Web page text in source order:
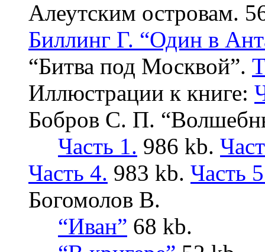
Алеутским островам.
Биллинг Г. “Один в
“Битва под Москвой”.
Иллюстрации к книге:
Бобров С. П.
Часть 1. 986 kb.
Часть 4. 983 kb. Часть
Богомолов В.
“Иван” 68 kb.